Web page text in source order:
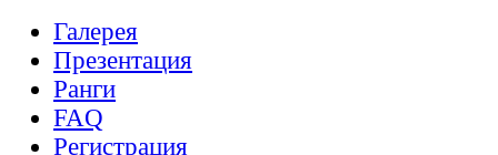
Галерея
Презентация
Ранги
FAQ
Регистрация